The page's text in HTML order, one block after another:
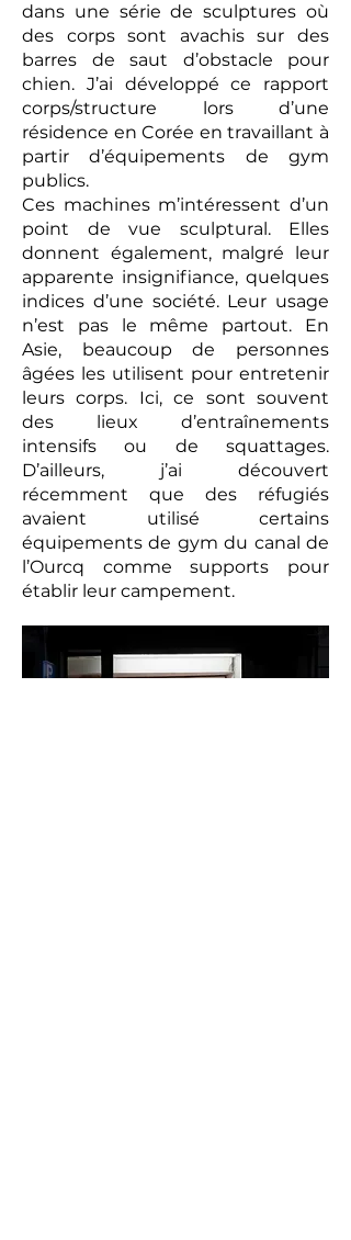
dans une série de sculptures où
des corps sont avachis sur des
barres de saut d’obstacle pour
chien. J’ai développé ce rapport
corps/structure lors d’une
résidence en Corée en travaillant à
partir d’équipements de gym
publics.
Ces machines m’intéressent d’un
point de vue sculptural. Elles
donnent également, malgré leur
apparente insignifiance, quelques
indices d’une société. Leur usage
n’est pas le même partout. En
Asie, beaucoup de personnes
âgées les utilisent pour entretenir
leurs corps. Ici, ce sont souvent
des lieux d’entraînements
intensifs ou de squattages.
D’ailleurs, j’ai découvert
récemment que des réfugiés
avaient utilisé certains
équipements de gym du canal de
l’Ourcq comme supports pour
établir leur campement.